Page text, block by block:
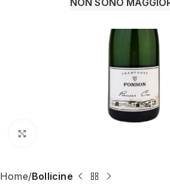
NON SONO
Home Bollicine